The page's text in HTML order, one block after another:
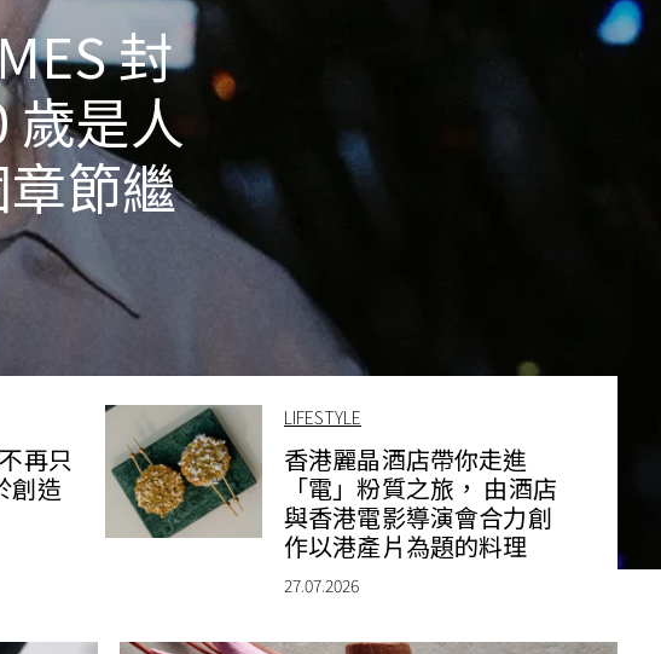
封
歲是人
節繼
再只
創造
LIFESTYLE
香港麗晶酒店帶你走進
「電」粉質之旅， 由酒店
與香港電影導演會合力創
作以港產片為題的料理
27.07.2026